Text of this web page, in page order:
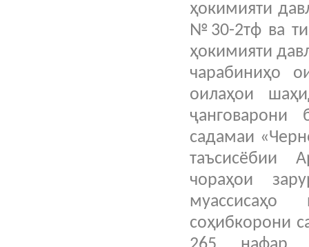
ҳокимияти
№30-2тф ва
ҳокимияти
чарабиниҳо
оилаҳои
ҷанговарони
садамаи
таъсисёбии
чораҳои
соҳибкорони